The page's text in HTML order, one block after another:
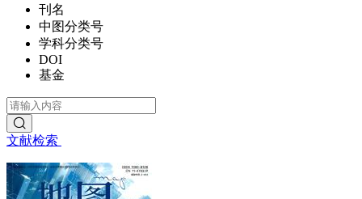
刊名
中图分类号
学科分类号
DOI
基金
文献检索